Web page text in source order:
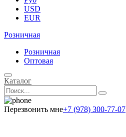
USD
EUR
Розничная
Розничная
Оптовая
Каталог
Перезвонить мне+7 (978) 300-77-07